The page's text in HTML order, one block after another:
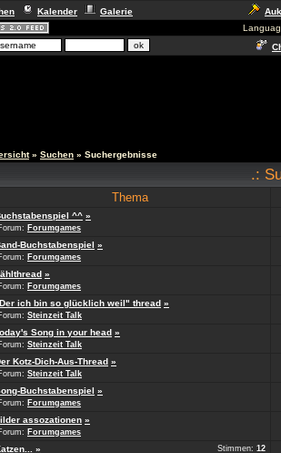
Kalender Galerie
» Suchen » Suchergebnisse
.:
Thema
^^ »
Forumgames
Buchstabenspiel »
Forumgames
»
Forumgames
ich bin so glücklich weil" thread »
Steinzeit Talk
Song in your head »
Steinzeit Talk
Kotz-Dich-Aus-Thread »
Steinzeit Talk
Buchstabenspiel »
Forumgames
assozationen »
Forumgames
Stimmen: 12
»